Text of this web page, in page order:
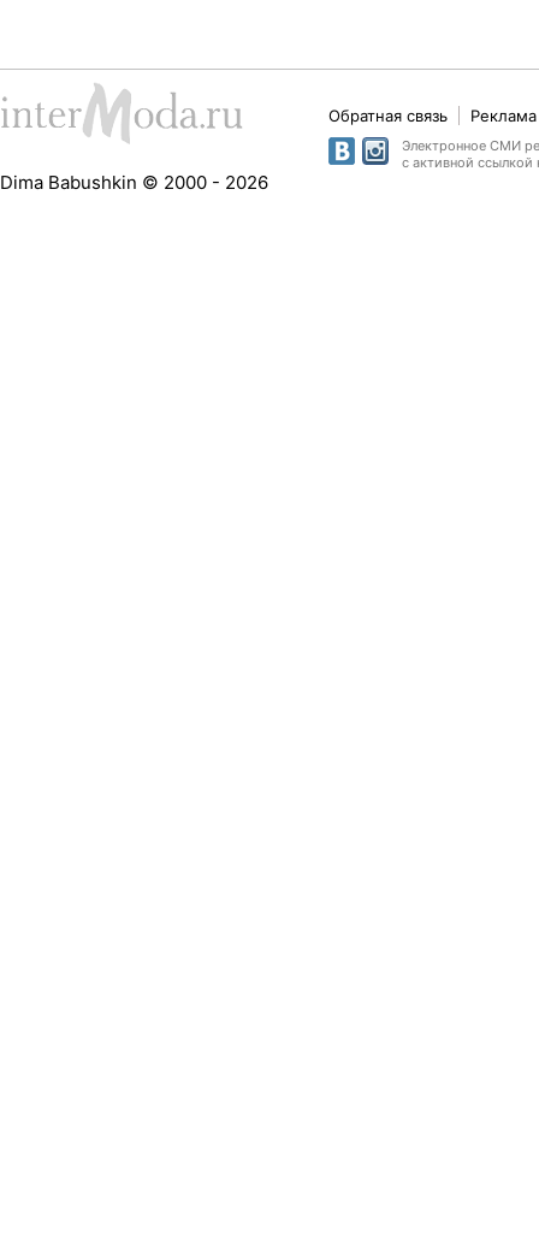
Dima Babushkin © 2000 - 2026
Обратная связь
Электронное СМИ
с активной ссылкой